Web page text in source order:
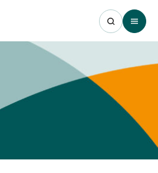
Open